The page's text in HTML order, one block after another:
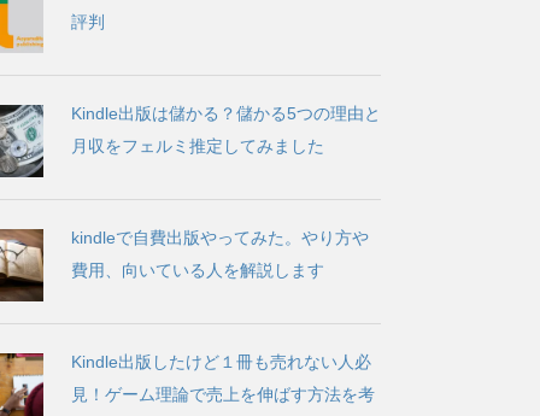
評判
Kindle出版は儲かる？儲かる5つの理由と
月収をフェルミ推定してみました
kindleで自費出版やってみた。やり方や
費用、向いている人を解説します
Kindle出版したけど１冊も売れない人必
見！ゲーム理論で売上を伸ばす方法を考